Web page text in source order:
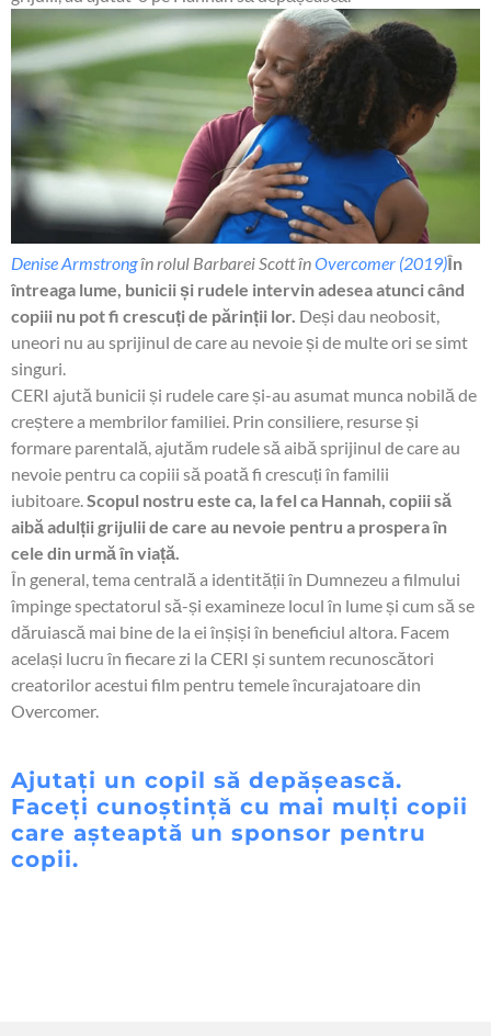
Denise Armstrongîn rolul Barbarei Scott înOvercomer (2019)În
întreaga lume, bunicii și rudele intervin adesea atunci când
copiii nu pot fi crescuți de părinții lor. Deși dau neobosit,
uneori nu au sprijinul de care au nevoie și de multe ori se simt
singuri.
CERI ajută bunicii și rudele care și-au asumat munca nobilă de
creștere a membrilor familiei. Prin consiliere, resurse și
formare parentală, ajutăm rudele să aibă sprijinul de care au
nevoie pentru ca copiii să poată fi crescuți în familii
iubitoare.Scopul nostru este ca, la fel ca Hannah, copiii să
aibă adulții grijulii de care au nevoie pentru a prospera în
cele din urmă în viață.
În general, tema centrală a identității în Dumnezeu a filmului
împinge spectatorul să-și examineze locul în lume și cum să se
dăruiască mai bine de la ei înșiși în beneficiul altora. Facem
același lucru în fiecare zi la CERI și suntem recunoscători
creatorilor acestui film pentru temele încurajatoare din
Overcomer.
Ajutați un copil să depășească.
Faceți cunoștință cu mai mulți copii
care așteaptă un sponsor pentru
copii.